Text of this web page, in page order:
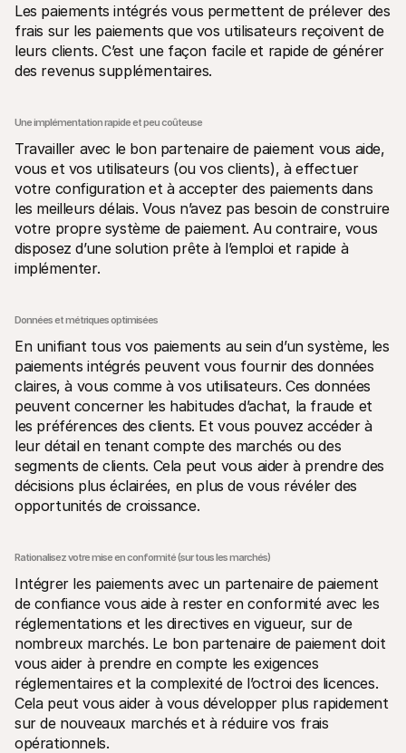
Les paiements intégrés vous permettent de prélever des
frais sur les paiements que vos utilisateurs reçoivent de
leurs clients. C’est une façon facile et rapide de générer
des revenus supplémentaires.
Une implémentation rapide et peu coûteuse
Travailler avec le bon partenaire de paiement vous aide,
vous et vos utilisateurs (ou vos clients), à effectuer
votre configuration et à accepter des paiements dans
les meilleurs délais. Vous n’avez pas besoin de construire
votre propre système de paiement. Au contraire, vous
disposez d’une solution prête à l’emploi et rapide à
implémenter.
Données et métriques optimisées
En unifiant tous vos paiements au sein d’un système, les
paiements intégrés peuvent vous fournir des données
claires, à vous comme à vos utilisateurs. Ces données
peuvent concerner les habitudes d’achat, la fraude et
les préférences des clients. Et vous pouvez accéder à
leur détail en tenant compte des marchés ou des
segments de clients. Cela peut vous aider à prendre des
décisions plus éclairées, en plus de vous révéler des
opportunités de croissance.
Rationalisez votre mise en conformité (sur tous les marchés)
Intégrer les paiements avec un partenaire de paiement
de confiance vous aide à rester en conformité avec les
réglementations et les directives en vigueur, sur de
nombreux marchés. Le bon partenaire de paiement doit
vous aider à prendre en compte les exigences
réglementaires et la complexité de l’octroi des licences.
Cela peut vous aider à vous développer plus rapidement
sur de nouveaux marchés et à réduire vos frais
opérationnels.